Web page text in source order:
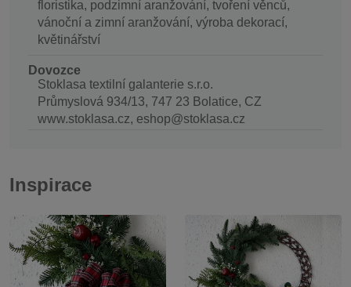
floristika, podzimní aranžování, tvoření věnců,
vánoční a zimní aranžování, výroba dekorací,
květinářství
Dovozce
Stoklasa textilní galanterie s.r.o.
Průmyslová 934/13, 747 23 Bolatice, CZ
www.stoklasa.cz, eshop@stoklasa.cz
Inspirace